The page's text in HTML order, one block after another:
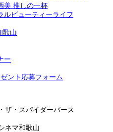
美 推しの一杯
ルビューティーライフ
歌山
ー
ント応募フォーム
ザ・スパイダーバース
ネマ和歌山